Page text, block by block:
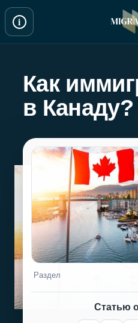
Перейти
i
Как
в Канаду?
Раздел
Статью